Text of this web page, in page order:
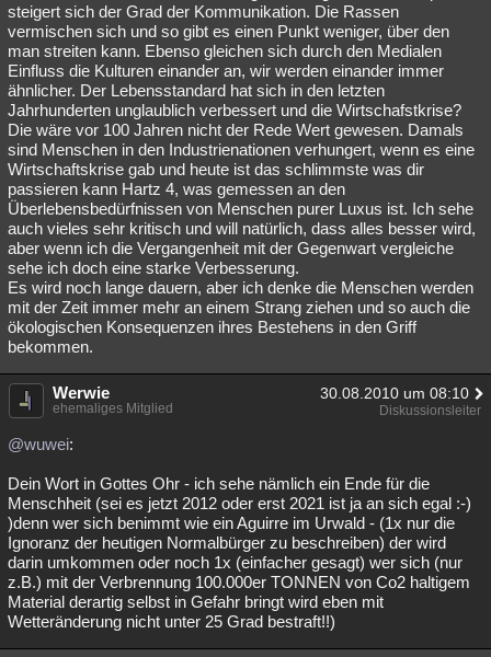
steigert sich der Grad der Kommunikation. Die Rassen
vermischen sich und so gibt es einen Punkt weniger, über den
man streiten kann. Ebenso gleichen sich durch den Medialen
Einfluss die Kulturen einander an, wir werden einander immer
ähnlicher. Der Lebensstandard hat sich in den letzten
Jahrhunderten unglaublich verbessert und die Wirtschafstkrise?
Die wäre vor 100 Jahren nicht der Rede Wert gewesen. Damals
sind Menschen in den Industrienationen verhungert, wenn es eine
Wirtschaftskrise gab und heute ist das schlimmste was dir
passieren kann Hartz 4, was gemessen an den
Überlebensbedürfnissen von Menschen purer Luxus ist. Ich sehe
auch vieles sehr kritisch und will natürlich, dass alles besser wird,
aber wenn ich die Vergangenheit mit der Gegenwart vergleiche
sehe ich doch eine starke Verbesserung.
Es wird noch lange dauern, aber ich denke die Menschen werden
mit der Zeit immer mehr an einem Strang ziehen und so auch die
ökologischen Konsequenzen ihres Bestehens in den Griff
bekommen.
Werwie 30.08.2010 um 08:10
ehemaliges Mitglied Diskussionsleiter
@wuwei:
Dein Wort in Gottes Ohr - ich sehe nämlich ein Ende für die
Menschheit (sei es jetzt 2012 oder erst 2021 ist ja an sich egal :-)
)denn wer sich benimmt wie ein Aguirre im Urwald - (1x nur die
Ignoranz der heutigen Normalbürger zu beschreiben) der wird
darin umkommen oder noch 1x (einfacher gesagt) wer sich (nur
z.B.) mit der Verbrennung 100.000er TONNEN von Co2 haltigem
Material derartig selbst in Gefahr bringt wird eben mit
Wetteränderung nicht unter 25 Grad bestraft!!)